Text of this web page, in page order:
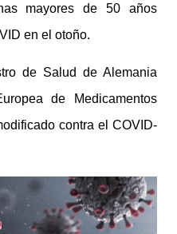
mayores de 50 años
en el otoño.
de Salud de Alemania
de Medicamentos
contra el COVID-